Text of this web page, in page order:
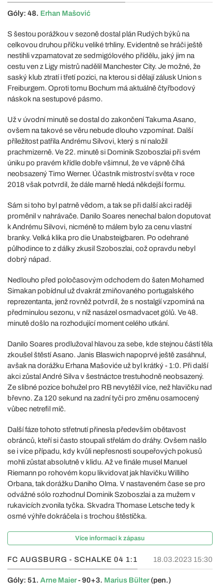
Góly: 48. Erhan Mašović
S šestou porážkou v sezoně dostal plán Rudých býků na
celkovou druhou příčku veliké trhliny. Evidentně se hráči ještě
nestihli vzpamatovat ze sedmigólového přídělu, jaký jim na
cestu ven z Ligy mistrů nadělil Manchester City. Je možné, že
saský klub ztratí i třetí pozici, na kterou si dělají zálusk Union s
Freiburgem. Oproti tomu Bochum má aktuálně čtyřbodový
náskok na sestupové pásmo.
Už v úvodní minutě se dostal do zakončení Takuma Asano,
ovšem na takové se věru nebude dlouho vzpomínat. Další
příležitost patřila Andrému Silvovi, který s ní naložil
prachmizerně. Ve 22. minutě si Dominik Szoboszlai při svém
úniku po pravém křídle dobře všimnul, že ve vápně číhá
neobsazený Timo Werner. Účastník mistroství světa v roce
2018 však potvrdil, že dále marně hledá někdejší formu.
Sám si toho byl patrně vědom, a tak se při další akci raději
proměnil v nahrávače. Danilo Soares nenechal balon doputovat
k Andrému Silvovi, nicméně to málem bylo za cenu vlastní
branky. Velká klika pro die Unabsteigbaren. Po odehrané
půlhodince to z dálky zkusil Szoboszlai, což opravdu nebyl
dobrý nápad.
Nedlouho před poločasovým odchodem do šaten Mohamed
Simakan pobídnul už dvakrát zmiňovaného portugalského
reprezentanta, jenž rovněž potvrdil, že s nostalgií vzpomíná na
předminulou sezonu, v níž nasázel osmadvacet gólů. Ve 48.
minutě došlo na rozhodující moment celého utkání.
Danilo Soares prodlužoval hlavou za sebe, kde stejnou částí těla
zkoušel štěstí Asano. Janis Blaswich napoprvé ještě zasáhnul,
avšak na dorážku Erhana Mašoviće už byl krátký - 1:0. Při další
akci zůstal André Silva v šestnáctce trestuhodně neobsazený.
Ze slibné pozice bohužel pro RB nevytěžil více, než hlavičku nad
břevno. Za 120 sekund na zadní tyči pro změnu osamocený
vůbec netrefil míč.
Další fáze tohoto střetnutí přinesla především obětavost
obránců, kteří si často stoupali střelám do dráhy. Ovšem našlo
se i více případu, kdy kvůli nepřesnosti soupeřových pokusů
mohli zůstat absolutně v klidu. Až ve finále musel Manuel
Riemann po rohovém kopu likvidovat jak hlavičku Williho
Orbana, tak dorážku Daniho Olma. V nastaveném čase se pro
odvážné sólo rozhodnul Dominik Szoboszlai a za mužem v
rukavicích zvonila tyčka. Skvadra Thomase Letsche tedy k
osmé výhře dokráčela i s trochou štěstíčka.
Více informací k zápasu
FC AUGSBURG - SCHALKE 04 1:1 18.03.2023 15:30
Góly: 51. Arne Maier- 90+3. Marius Bülter(pen.)